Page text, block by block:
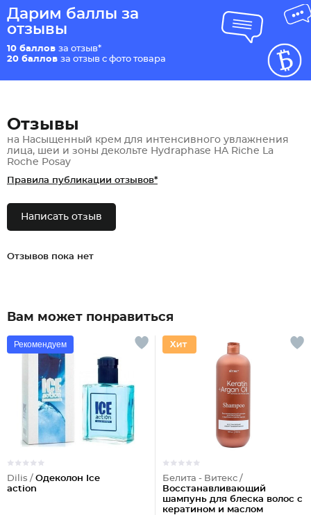
Дарим баллы за
отзывы
10 баллов за отзыв*
20 баллов за отзыв с фото товара
Отзывы
на Насыщенный крем для интенсивного увлажнения
лица, шеи и зоны декольте Hydraphase HA Riche La
Roche Posay
Правила публикации отзывов*
Написать отзыв
Отзывов пока нет
Вам может понравиться
Рекомендуем
Dilis / Одеколон Ice
action
Белита - Витекс /
Восстанавливающий
шампунь для блеска волос с
кератином и маслом